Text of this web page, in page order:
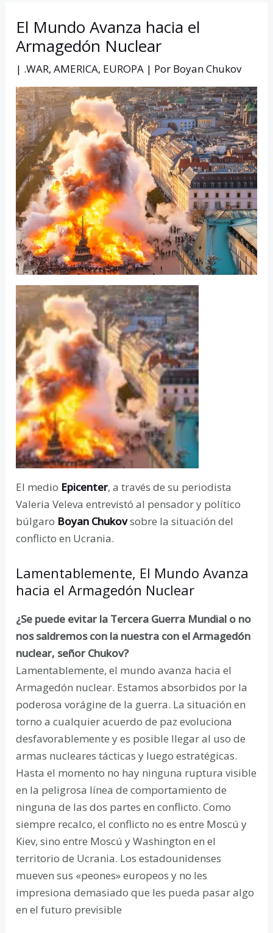
El Mundo Avanza hacia el
Armagedón Nuclear
| .WAR,AMERICA, EUROPA | Por Boyan Chukov
El medio Epicenter, a través de su periodista
Valeria Veleva entrevistó al pensador y político
búlgaro Boyan Chukovsobre la situación del
conflicto en Ucrania.
Lamentablemente, El Mundo Avanza
hacia el Armagedón Nuclear
¿Se puede evitar la Tercera Guerra Mundial o no
nos saldremos con la nuestra con el Armagedón
nuclear, señor Chukov?
Lamentablemente, el mundo avanza hacia el
Armagedón nuclear. Estamos absorbidos por la
poderosa vorágine de la guerra. La situación en
torno a cualquier acuerdo de paz evoluciona
desfavorablemente y es posible llegar al uso de
armas nucleares tácticas y luego estratégicas.
Hasta el momento no hay ninguna ruptura visible
en la peligrosa línea de comportamiento de
ninguna de las dos partes en conflicto. Como
siempre recalco, el conflicto no es entre Moscú y
Kiev, sino entre Moscú y Washington en el
territorio de Ucrania. Los estadounidenses
mueven sus «peones» europeos y no les
impresiona demasiado que les pueda pasar algo
en el futuro previsible